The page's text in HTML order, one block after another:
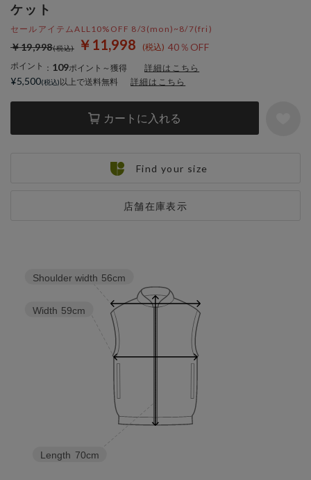
ケット
セールアイテムALL10%OFF 8/3(mon)~8/7(fri)
￥11,998 40％OFF
￥19,998
ポイント ： 109ポイント～獲得 詳細はこちら
カートに入れる
店舗在庫表示
¥5,500 以上で送料無料 詳細はこちら
Find your size
Length 70cm
Width 59cm
Shoulder width 56cm